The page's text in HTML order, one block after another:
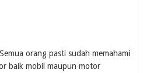
Semua orang pasti sudah memahami
baik mobil maupun motor